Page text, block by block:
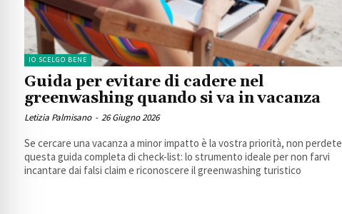
IO SCELGO BENE
Guida per evitare di cadere nel
greenwashing quando si va in vacanza
Letizia Palmisano - 26 Giugno 2026
Se cercare una vacanza a minor impatto è la vostra priorità, non perdete
questa guida completa di check-list: lo strumento ideale per non farvi
incantare dai falsi claim e riconoscere il greenwashing turistico